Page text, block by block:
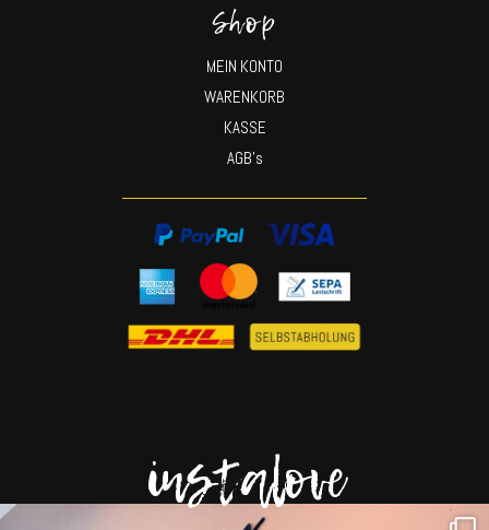
Shop
MEIN KONTO
WARENKORB
KASSE
AGB’s
instalove